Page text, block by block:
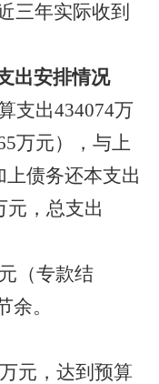
三年实际收到
出安排情况
支出434074万
万元） ， 与上
上债务还本支出
元 ， 总支出
（专款结
余。
万元， 达到预算